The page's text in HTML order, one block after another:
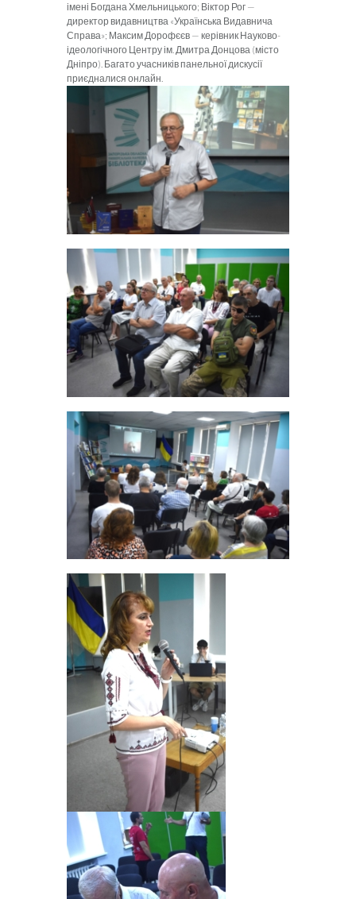
імені БогданаХмельницького; Віктор Рог —
директор видавництва «Українська Видавнича
Справа»; Максим Дорофєєв — керівник Науково-
ідеологічного Центру ім. Дмитра Донцова (місто
Дніпро). Багато учасників панельної дискусії
приєдналися онлайн.